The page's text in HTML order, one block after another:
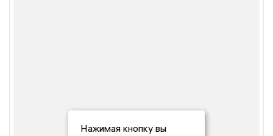
Нажимая кнопку вы